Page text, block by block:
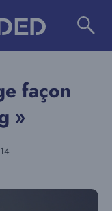
façon
»